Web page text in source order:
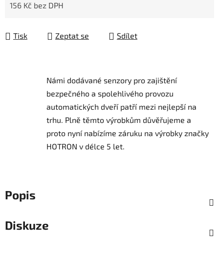
156 Kč bez DPH
Tisk
Zeptat se Sdílet
Námi dodávané senzory pro zajištění
bezpečného a spolehlivého provozu
automatických dveří patří mezi nejlepší na
trhu. Plně těmto výrobkům důvěřujeme a
proto nyní nabízíme záruku na výrobky značky
HOTRON v délce 5 let.
Popis
Diskuze